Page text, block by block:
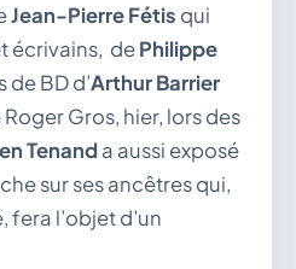
Jean-Pierre Fétis qui
écrivains, dePhilippe
de BD d’Arthur Barrier
Gros, hier, lors des
Tenanda aussi exposé
sur ses ancêtres qui,
fera l’objet d’un